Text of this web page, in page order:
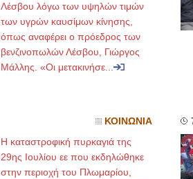
Λέσβου λόγω των υψηλών τιμών
των υγρών καυσίμων κίνησης,
όπως αναφέρει ο πρόεδρος των
βενζινοπωλών Λέσβου, Γιώργος
Μάλλης. «Οι μετακινήσε...
ΚΟΙΝΩΝΙΑ
Η καταστροφική πυρκαγιά της
29ης Ιουλίου εε που εκδηλώθηκε
στην περιοχή του Πλωμαρίου,